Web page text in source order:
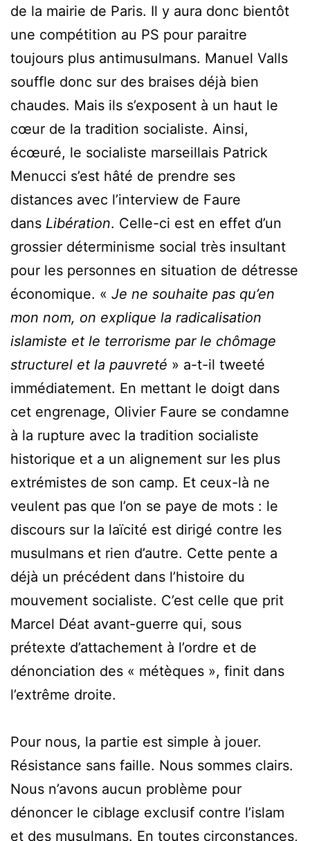
de la mairie de Paris. Il y aura donc bientôt
une compétition au PS pour paraitre
toujours plus antimusulmans. Manuel Valls
souffle donc sur des braises déjà bien
chaudes. Mais ils s’exposent à un haut le
cœur de la tradition socialiste. Ainsi,
écœuré, le socialiste marseillais Patrick
Menucci s’est hâté de prendre ses
distances avec l’interview de Faure
dans Libération. Celle-ci est en effet d’un
grossier déterminisme social très insultant
pour les personnes en situation de détresse
économique. « Je ne souhaite pas qu’en
mon nom, on explique la radicalisation
islamiste et le terrorisme par le chômage
structurel et la pauvreté » a-t-il tweeté
immédiatement. En mettant le doigt dans
cet engrenage, Olivier Faure se condamne
à la rupture avec la tradition socialiste
historique et a un alignement sur les plus
extrémistes de son camp. Et ceux-là ne
veulent pas que l’on se paye de mots : le
discours sur la laïcité est dirigé contre les
musulmans et rien d’autre. Cette pente a
déjà un précédent dans l’histoire du
mouvement socialiste. C’est celle que prit
Marcel Déat avant-guerre qui, sous
prétexte d’attachement à l’ordre et de
dénonciation des « métèques », finit dans
l’extrême droite.
Pour nous, la partie est simple à jouer.
Résistance sans faille. Nous sommes clairs.
Nous n’avons aucun problème pour
dénoncer le ciblage exclusif contre l’islam
et des musulmans. En toutes circonstances,